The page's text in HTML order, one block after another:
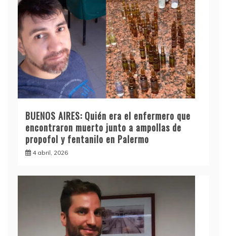
BUENOS AIRES: Quién era el enfermero que
encontraron muerto junto a ampollas de
propofol y fentanilo en Palermo
4 abril, 2026